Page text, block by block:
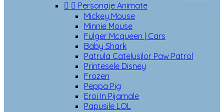
  Personaje Animate
Mickey Mouse
Minnie Mouse
Fulger Mcqueen | Cars
Baby Shark
Patrula Catelusilor Paw Patrol
Printesele Disney
Frozen
Peppa Pig
Eroi In Pijamale
Papusile LOL